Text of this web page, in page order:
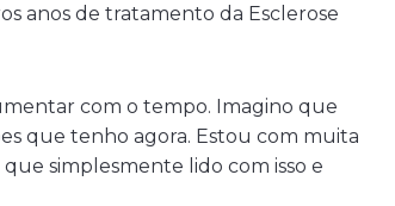
anos de tratamento da Esclerose
com o tempo. Imagino que
que tenho agora. Estou com muita
simplesmente lido com isso e